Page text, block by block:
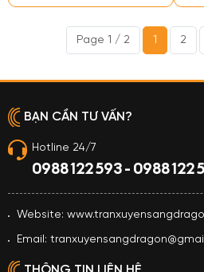
Page 1 / 2 1 2
BẠN CẦN TƯ VẤN?
Hotline 24/7
0988 122 593 - 0988 122
Website:
Email: